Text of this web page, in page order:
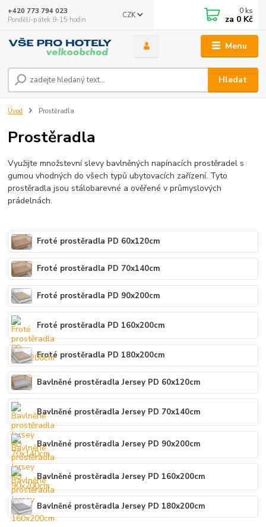
Menu
CZK
Hledat
+420 773 794 023
Pondělí-pátek 9-15 hodin
0 ks
za 0 Kč
Úvod Prostěradla
Prostěradla
Využijte množstevní slevy bavlněných napínacích prostěradel s
gumou vhodných do všech typů ubytovacích zařízení. Tyto
prostěradla jsou stálobarevné a ověřené v průmyslových
prádelnách.
Froté prostěradla PD 60x120cm
Froté prostěradla PD 70x140cm
Froté prostěradla PD 90x200cm
Froté prostěradla PD 160x200cm
Froté prostěradla PD 180x200cm
Bavlněné prostěradla Jersey PD 60x120cm
Bavlněné prostěradla Jersey PD 70x140cm
Bavlněné prostěradla Jersey PD 90x200cm
Bavlněné prostěradla Jersey PD 160x200cm
Bavlněné prostěradla Jersey PD 180x200cm